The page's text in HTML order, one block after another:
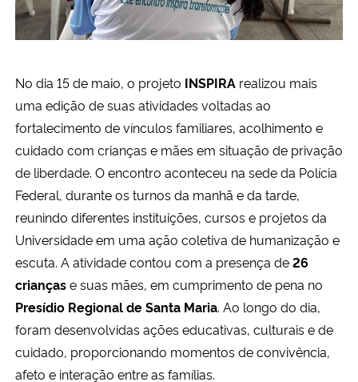
Secretaria-Geral
Secretaria de Governo
Gabinete de Segurança Institucional
Banco Central do Brasil
Planalto
No dia 15 de maio, o projeto INSPIRA realizou mais
uma edição de suas atividades voltadas ao
fortalecimento de vínculos familiares, acolhimento e
cuidado com crianças e mães em situação de privação
de liberdade. O encontro aconteceu na sede da Polícia
Federal, durante os turnos da manhã e da tarde,
reunindo diferentes instituições, cursos e projetos da
Universidade em uma ação coletiva de humanização e
escuta. A atividade contou com a presença de26
criançase suas mães, em cumprimento de pena no
Presídio Regional de Santa Maria. Ao longo do dia,
foram desenvolvidas ações educativas, culturais e de
cuidado, proporcionando momentos de convivência,
afeto e interação entre as famílias.